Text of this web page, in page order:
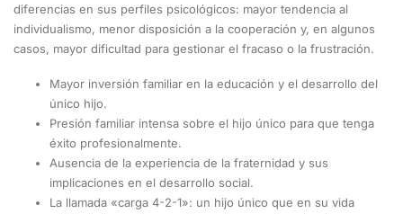
diferencias en sus perfiles psicológicos: mayor tendencia al
individualismo, menor disposición a la cooperación y, en algunos
casos, mayor dificultad para gestionar el fracaso o la frustración.
Mayor inversión familiar en la educación y el desarrollo del
único hijo.
Presión familiar intensa sobre el hijo único para que tenga
éxito profesionalmente.
Ausencia de la experiencia de la fraternidad y sus
implicaciones en el desarrollo social.
La llamada «carga 4-2-1»: un hijo único que en su vida